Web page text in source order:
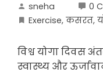
sneha 0
Exercise, कसरत,
विश्व योगा दिवस
स्वास्थ्य और